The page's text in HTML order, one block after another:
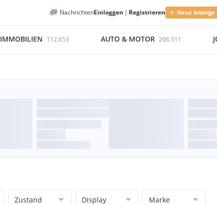
NachrichtenEinloggen | Registrieren Neue
IMMOBILIEN 112.653 AUTO & MOTOR 206.511
Zustand Display Marke